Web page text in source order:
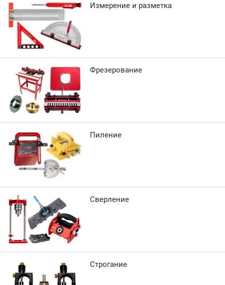
Измерение и разметка
Фрезерование
Пиление
Сверление
Строгание